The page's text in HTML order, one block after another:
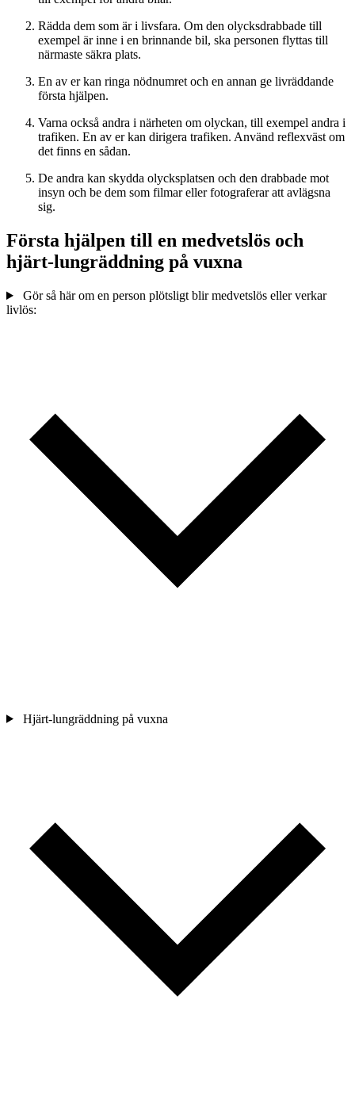
Rädda dem som är i livsfara. Om den olycksdrabbade till
exempel är inne i en brinnande bil, ska personen flyttas till
närmaste säkra plats.
En av er kan ringa nödnumret och en annan ge livräddande
första hjälpen.
Varna också andra i närheten om olyckan, till exempel andra i
trafiken. En av er kan dirigera trafiken. Använd reflexväst om
det finns en sådan.
De andra kan skydda olycksplatsen och den drabbade mot
insyn och be dem som filmar eller fotograferar att avlägsna
sig.
Första hjälpen till en medvetslös och
hjärt-lungräddning på vuxna
Gör så här om en person plötsligt blir medvetslös eller verkar
livlös:
Hjärt-lungräddning på vuxna